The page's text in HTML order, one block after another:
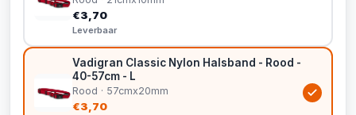
€3,70
Leverbaar
Vadigran Classic Nylon Halsband - Rood -
40-57cm - L
Rood · 57cmx20mm
€3,70